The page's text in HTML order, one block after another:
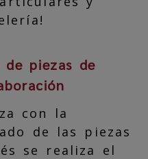
de piezas de
con la
de las piezas
se realiza el